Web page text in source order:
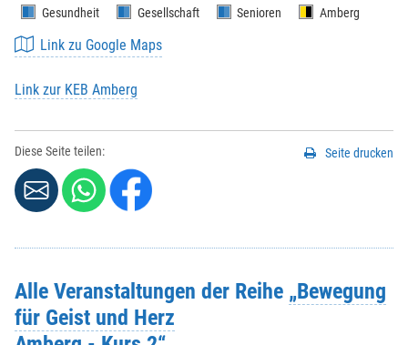
Gesundheit Gesellschaft Senioren Amberg
Link zu Google Maps
Link zur KEB Amberg
Diese Seite teilen: Seite drucken
Alle Veranstaltungen der Reihe „Bewegung
für Geist und Herz